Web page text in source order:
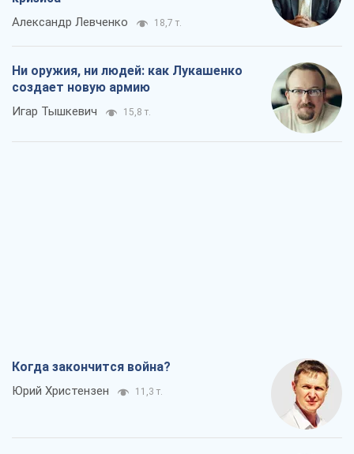
Александр Левченко 18,7 т.
Ни оружия, ни людей: как Лукашенко
создает новую армию
Игар Тышкевич 15,8 т.
Когда закончится война?
Юрий Христензен 11,3 т.